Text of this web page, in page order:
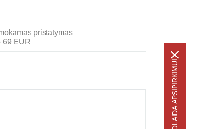
pristatymas
69 EUR
-5% NUOLAIDA APSIPIRKIMUI